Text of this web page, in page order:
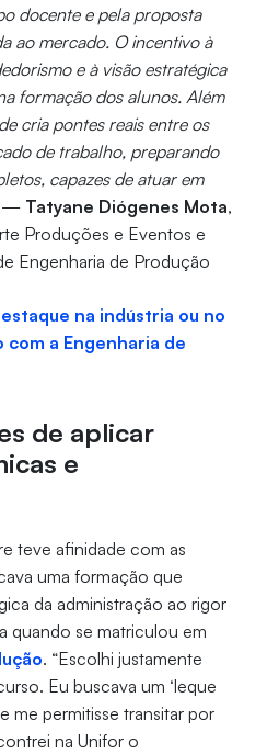
docente e pela proposta
ao mercado. O incentivo à
e à visão estratégica
formação dos alunos. Além
cria pontes reais entre os
de trabalho, preparando
capazes de atuar em
Tatyane Diógenes Mota,
Produções e Eventos e
Engenharia de Produção
na indústria ou no
a Engenharia de
de aplicar
e
teve afinidade com as
uma formação que
da administração ao rigor
quando se matriculou em
. “Escolhi justamente
Eu buscava um ‘leque
me permitisse transitar por
na Unifor o